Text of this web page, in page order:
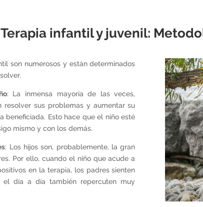
Terapia infantil y juvenil:
son numerosos y están determinados
: La inmensa mayoría de las veces,
resolver sus problemas y aumentar su
beneficiada. Esto hace que el niño esté
mismo y con los demás.
: Los hijos son, probablemente, la gran
Por ello, cuando el niño que acude a
en la terapia, los padres sienten
el día a día también repercuten muy